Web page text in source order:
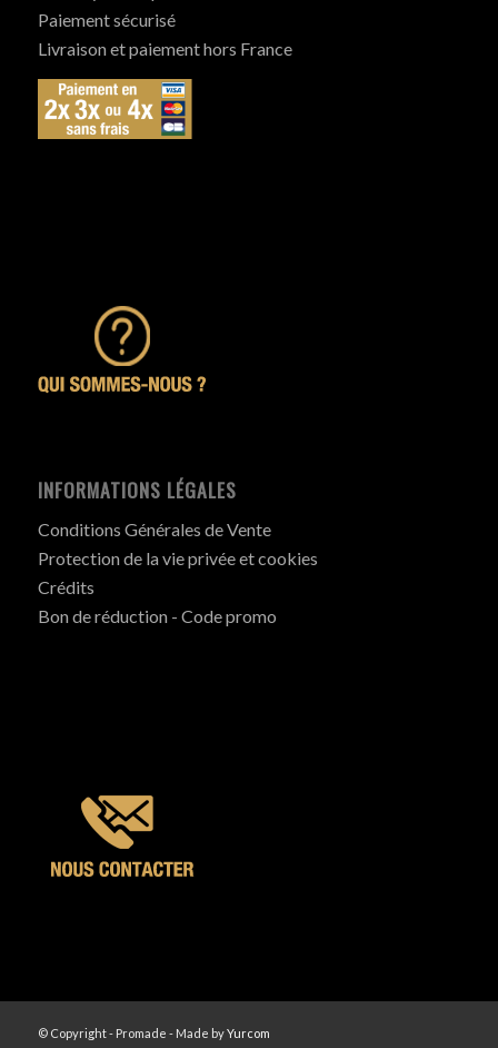
Paiement sécurisé
Livraison et paiement hors France
INFORMATIONS LÉGALES
Conditions Générales de Vente
Protection de la vie privée et cookies
Crédits
Bon de réduction - Code promo
© Copyright - Promade - Made byYurcom